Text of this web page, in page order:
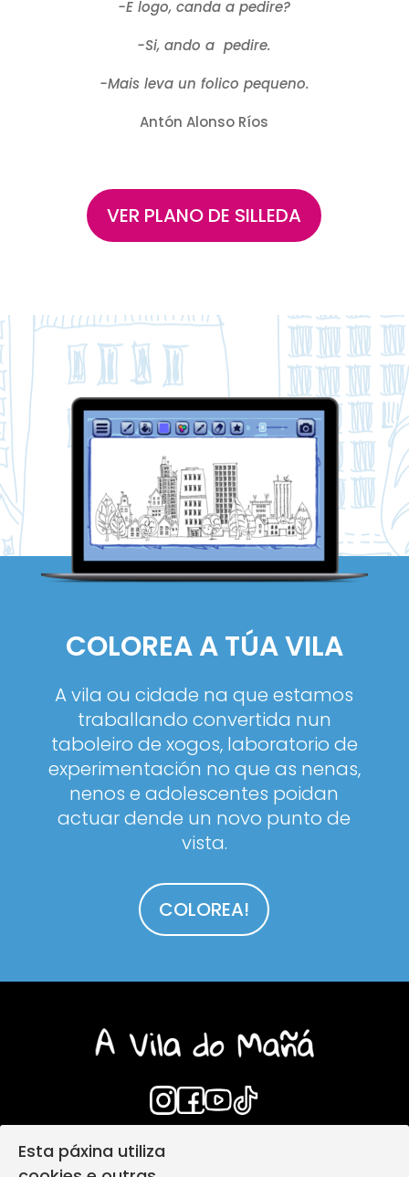
-E logo, canda a pedire?
-Si, ando a pedire.
-Mais leva un folico pequeno.
Antón Alonso Ríos
VER PLANO DE SILLEDA
COLOREA A TÚA VILA
A vila ou cidade na que estamos
traballando convertida nun
taboleiro de xogos, laboratorio de
experimentación no que as nenas,
nenos e adolescentes poidan
actuar dende un novo punto de
vista.
COLOREA!
Login
Esta páxina utiliza